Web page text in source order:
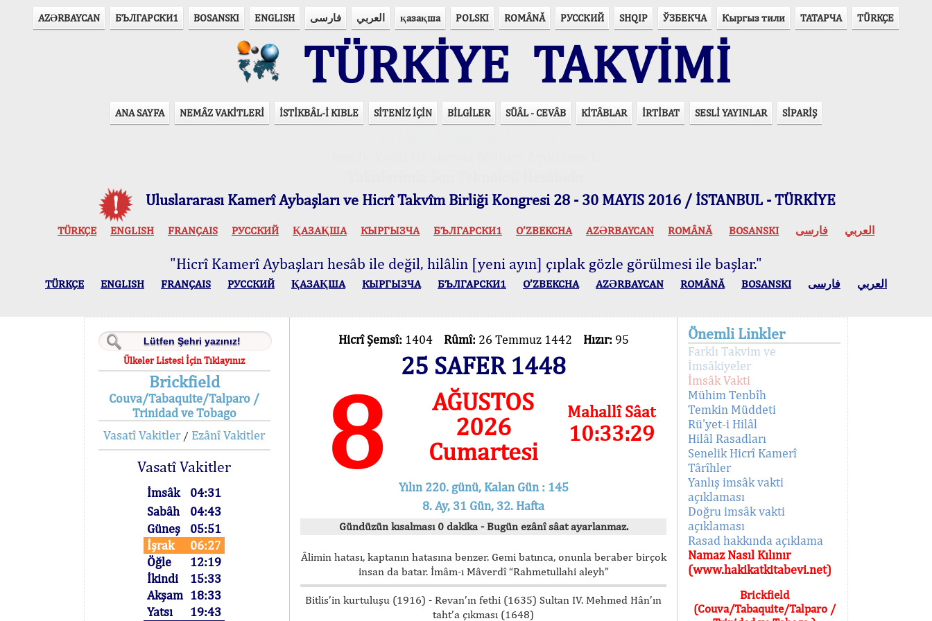
AZӘRBAYCAN БЪЛГАРСКИ1 BOSANSKI ENGLISH فارسی العربي қазақша POLSKI ROMÂNĂ РУССКИЙ SHQIP ЎЗБЕКЧА Кыргыз тили ТАТАРЧА TÜRKÇE
TÜRKİYE TAKVİMİ
ANA SAYFA NEMÂZ VAKİTLERİ İSTİKBÂL-İ KIBLE SİTENİZ İÇİN BİLGİLER SÜÂL - CEVÂB KİTÂBLAR İRTİBAT SESLİ YAYINLAR SİPARİŞ
Uluslararası Kamerî Aybaşları ve Hicrî Takvîm Birliği Kongresi 28 - 30 MAYIS 2016 / İSTANBUL - TÜRKİYE
TÜRKÇE ENGLISH FRANÇAIS РУССКИЙ ҚАЗАҚША КЫPГЫЗЧA БЪЛГАРСКИ1 O’ZBEKCHA AZӘRBAYCAN ROMÂNĂ BOSANSKI العربي فارسی
"Hicrî Kamerî Aybaşları hesâb ile değil, hilâlin [yeni ayın] çıplak gözle görülmesi ile başlar."
TÜRKÇE ENGLISH FRANÇAIS РУССКИЙ ҚАЗАҚША КЫPГЫЗЧA БЪЛГАРСКИ1 O’ZBEKCHA AZӘRBAYCAN ROMÂNĂ BOSANSKI العربي فارسی
Ülkeler Listesi İçin Tıklayınız
Brickfield
Couva/Tabaquite/Talparo /
Trinidad ve Tobago
Vasatî Vakitler/ Ezânî Vakitler
Vasatî Vakitler
İmsâk
04:31
Sabâh
04:43
Güneş
05:51
İşrak
06:27
Öğle
12:19
İkindi
15:33
Akşam 18:33
Yatsı
19:43
Hicrî Şemsî: 1404 Rûmî: 26 Temmuz 1442 Hızır: 95
25 SAFER 1448
8
AĞUSTOS
2026
Cumartesi
Mahallî Sâat
10:33:29
Yılın 220. günü, Kalan Gün : 145
8. Ay, 31 Gün, 32. Hafta
Gündüzün kısalması 0 dakika - Bugün ezânî sâat ayarlanmaz.
Âlimin hatası, kaptanın hatasına benzer. Gemi batınca, onunla beraber birçok
insan da batar. İmâm-ı Mâverdî “Rahmetullahi aleyh”
Bitlis’in kurtuluşu (1916) - Revan’ın fethi (1635) Sultan IV. Mehmed Hân’ın
taht’a çıkması (1648)
Önemli Linkler
Farklı Takvim ve
İmsâkiyeler
İmsâk Vakti
Mühim Tenbîh
Temkin Müddeti
Rü'yet-i Hilâl
Hilâl Rasadları
Senelik Hicrî Kamerî
Târîhler
Yanlış imsâk vakti
açıklaması
Doğru imsâk vakti
açıklaması
Rasad hakkında açıklama
Namaz Nasıl Kılınır
(www.hakikatkitabevi.net)
Brickfield
(Couva/Tabaquite/Talparo /